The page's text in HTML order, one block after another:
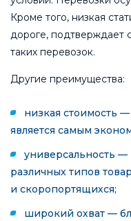
Кроме того, низкая
дороге, подтверждает
таких перевозок.
Другие преимущества:
низкая стоимость
является самым
универсальность —
различных типов
и скоропортящихся;
широкий охват —